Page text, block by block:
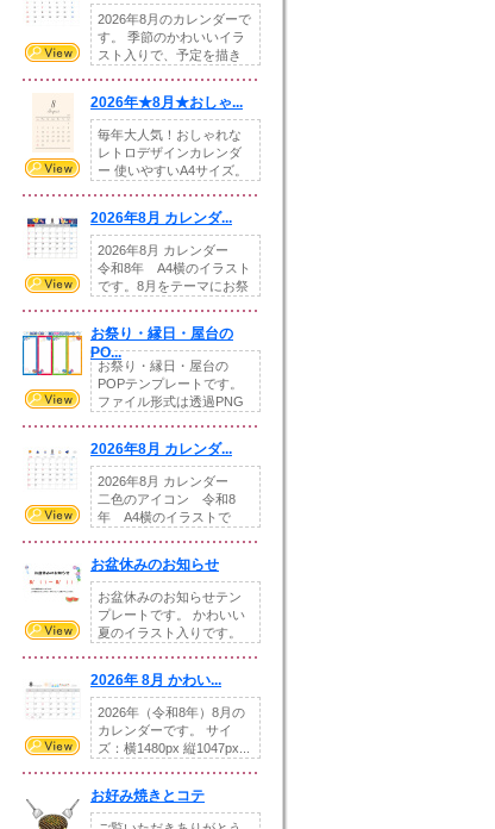
2026年8月のカレンダーで
す。 季節のかわいいイラ
スト入りで、予定を描き
2026年★8月★おしゃ...
毎年大人気！おしゃれな
レトロデザインカレンダ
ー 使いやすいA4サイズ。
2026年8月 カレンダ...
2026年8月 カレンダー
令和8年 A4横のイラスト
です。8月をテーマにお祭
お祭り・縁日・屋台の
PO...
お祭り・縁日・屋台の
POPテンプレートです。
ファイル形式は透過PNG
2026年8月 カレンダ...
2026年8月 カレンダー
二色のアイコン 令和8
年 A4横のイラストで
お盆休みのお知らせ
お盆休みのお知らせテン
プレートです。 かわいい
夏のイラスト入りです。
2026年 8月 かわい...
2026年（令和8年）8月の
カレンダーです。 サイ
ズ：横1480px 縦1047px...
お好み焼きとコテ